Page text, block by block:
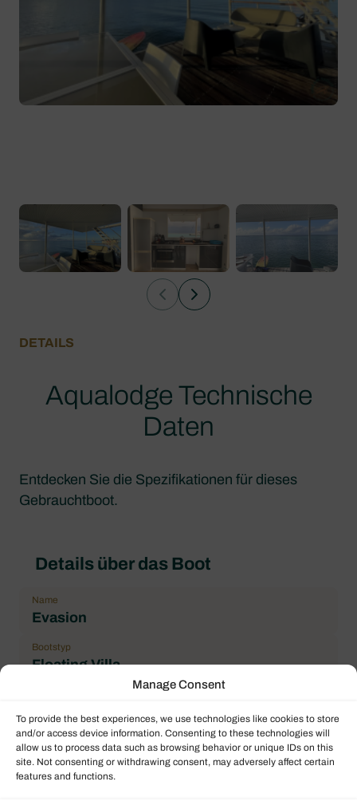
Manage Consent
To provide the best experiences, we use technologies like cookies to store
and/or access device information. Consenting to these technologies will
allow us to process data such as browsing behavior or unique IDs on this
site. Not consenting or withdrawing consent, may adversely affect certain
features and functions.
DETAILS
Aqualodge Technische
Daten
Entdecken Sie die Spezifikationen für dieses
Gebrauchtboot.
Details über das Boot
Name
Evasion
Bootstyp
Floating Villa
France
Jahr
2015